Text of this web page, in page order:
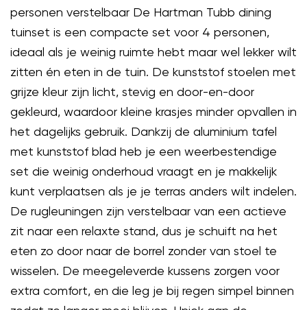
personen verstelbaar De Hartman Tubb dining
tuinset is een compacte set voor 4 personen,
ideaal als je weinig ruimte hebt maar wel lekker wilt
zitten én eten in de tuin. De kunststof stoelen met
grijze kleur zijn licht, stevig en door-en-door
gekleurd, waardoor kleine krasjes minder opvallen in
het dagelijks gebruik. Dankzij de aluminium tafel
met kunststof blad heb je een weerbestendige
set die weinig onderhoud vraagt en je makkelijk
kunt verplaatsen als je je terras anders wilt indelen.
De rugleuningen zijn verstelbaar van een actieve
zit naar een relaxte stand, dus je schuift na het
eten zo door naar de borrel zonder van stoel te
wisselen. De meegeleverde kussens zorgen voor
extra comfort, en die leg je bij regen simpel binnen